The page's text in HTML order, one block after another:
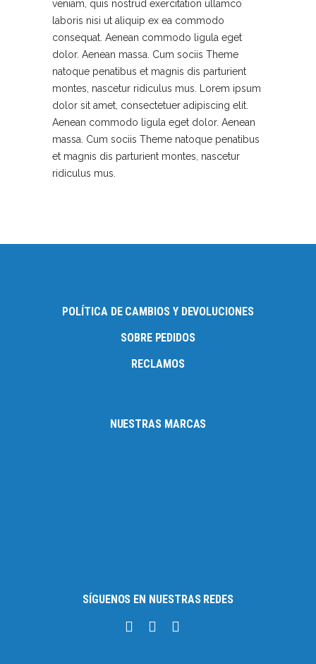
veniam, quis nostrud exercitation ullamco
laboris nisi ut aliquip ex ea commodo
consequat. Aenean commodo ligula eget
dolor. Aenean massa. Cum sociis Theme
natoque penatibus et magnis dis parturient
montes, nascetur ridiculus mus. Lorem ipsum
dolor sit amet, consectetuer adipiscing elit.
Aenean commodo ligula eget dolor. Aenean
massa. Cum sociis Theme natoque penatibus
et magnis dis parturient montes, nascetur
ridiculus mus.
POLÍTICA DE CAMBIOS Y DEVOLUCIONES
SOBRE PEDIDOS
RECLAMOS
NUESTRAS MARCAS
SÍGUENOS EN NUESTRAS REDES